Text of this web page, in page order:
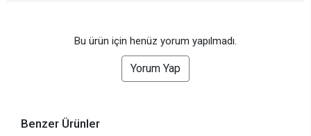
Bu ürün için henüz yorum yapılmadı.
Yorum Yap
Benzer Ürünler